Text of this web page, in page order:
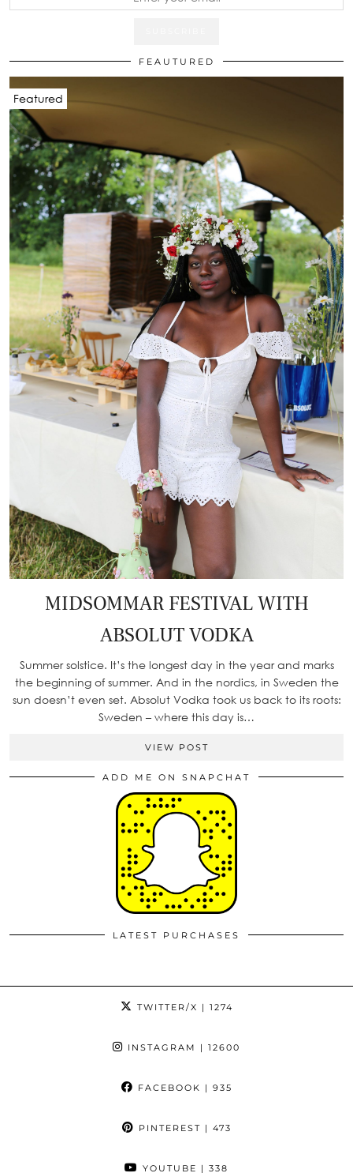
FEAUTURED
Featured
MIDSOMMAR FESTIVAL WITH
ABSOLUT VODKA
Summer solstice. It’s the longest day in the year and marks
the beginning of summer. And in the nordics, in Sweden the
sun doesn’t even set. Absolut Vodka took us back to its roots:
Sweden – where this day is…
VIEW POST
ADD ME ON SNAPCHAT
LATEST PURCHASES
TWITTER/X | 1274
INSTAGRAM | 12600
FACEBOOK | 935
PINTEREST | 473
YOUTUBE | 338